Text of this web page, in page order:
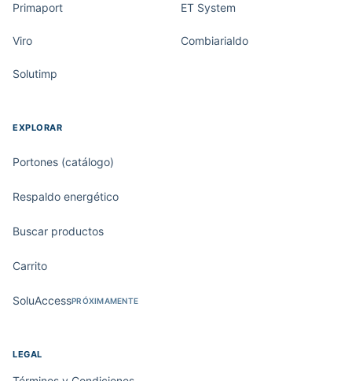
Primaport ET System
Viro Combiarialdo
Solutimp
EXPLORAR
Portones (catálogo)
Respaldo energético
Buscar productos
Carrito
SoluAccessPRÓXIMAMENTE
LEGAL